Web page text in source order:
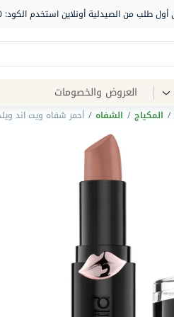
العروض والخصومات
/ المكياج / الشفاه / أحمر شفاه ويت اند